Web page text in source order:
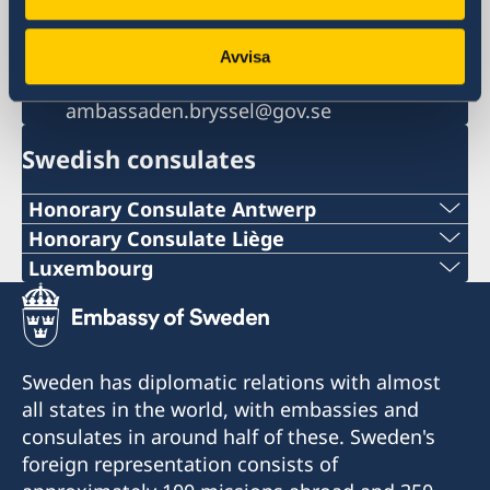
Avvisa
Phone
Email
ambassaden.bryssel@gov.se
Swedish consulates
Honorary Consulate Antwerp
PHONE
+ 32 14 710741
E-MAIL
swedish.consulate.flanders@gmail.com
30 bus 1, Bellekensstraat
BE-2400 MOL
Honorary Consulate Liège
PHONE
+32 19 32 92 11
+32 19 32 92 55
E-MAIL
Luxembourg
PHONE
+352 26 6461
EMERGENCY PHONE
+46 8 405 5005
Sweden has diplomatic relations with almost
all states in the world, with embassies and
consulates in around half of these. Sweden's
foreign representation consists of